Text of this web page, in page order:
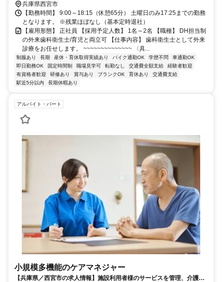
兵庫県西宮市
【勤務時間】 9:00～18:15（休憩65分） 土曜日のみ17:25までの勤務
となります。 ※残業ほぼなし（基本定時退社）
【雇用形態】 正社員 【採用予定人数】 1名～2名 【職種】 DH担当制
の外来歯科衛生士/育児と両立可 【仕事内容】 歯科衛生士として外来
診療をお任せします。 ~~~~~~~~~~~~~~ 〈具...
制服あり 長期 産休・育休取得実績あり バイク通勤OK 学歴不問
車通勤OK
即日勤務OK
固定時間制 職場見学可 転勤なし 交通費全額支給
経験者歓迎
有資格者歓迎
研修あり 賞与あり ブランクOK 育休あり
交通費支給
駅近5分以内
長期休暇あり
アルバイト・パート
小規模多機能のケアマネジャー
【兵庫県／西宮市の求人情報】施設利用者様のサービスを管理、介護支